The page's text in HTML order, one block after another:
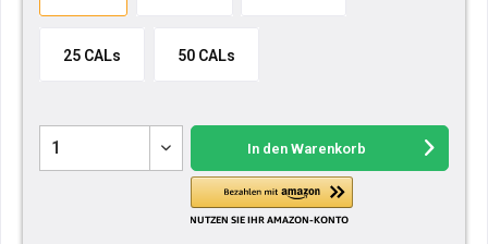
25 CALs 50 CALs
In den Warenkorb